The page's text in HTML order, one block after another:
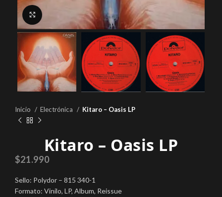
Click to enlarge
Inicio Electrónica Kitaro – Oasis LP
Kitaro – Oasis LP
$21.990
Sello: Polydor – 815 340-1
Formato: Vinilo, LP, Album, Reissue